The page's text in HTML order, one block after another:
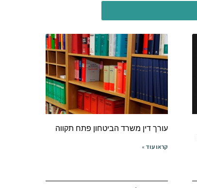
עורך דין משרד הביטחון פתח תקווה
קראו עוד »